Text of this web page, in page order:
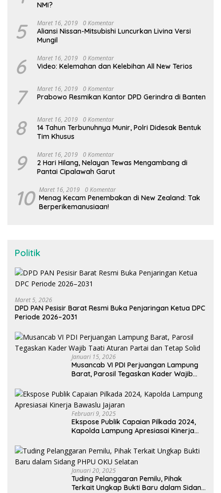
NMI?
5 Maret 16, 2019 0 Komentar
Aliansi Nissan-Mitsubishi Luncurkan Livina Versi
Mungil
6 Maret 16, 2019 0 Komentar
Video: Kelemahan dan Kelebihan All New Terios
7 Maret 16, 2019 0 Komentar
Prabowo Resmikan Kantor DPD Gerindra di Banten
8 Maret 16, 2019 0 Komentar
14 Tahun Terbunuhnya Munir, Polri Didesak Bentuk
Tim Khusus
9 Maret 16, 2019 0 Komentar
2 Hari Hilang, Nelayan Tewas Mengambang di
Pantai Cipalawah Garut
10 Maret 16, 2019 0 Komentar
Menag Kecam Penembakan di New Zealand: Tak
Berperikemanusiaan!
Politik
Maret 5, 2026
DPD PAN Pesisir Barat Resmi Buka Penjaringan Ketua DPC
Periode 2026–2031
Januari 15, 2026
Musancab VI PDI Perjuangan Lampung
Barat, Parosil Tegaskan Kader Wajib
Februari 9, 2025
Ekspose Publik Capaian Pilkada 2024,
Kapolda Lampung Apresiasai Kinerja
Januari 20, 2025
Tuding Pelanggaran Pemilu, Pihak
Terkait Ungkap Bukti Baru dalam Sidang